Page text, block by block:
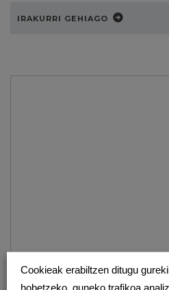
IRAKURRI GEHIAGO
Cookieak erabiltzen ditugu
hobetzeko, guneko trafikoa